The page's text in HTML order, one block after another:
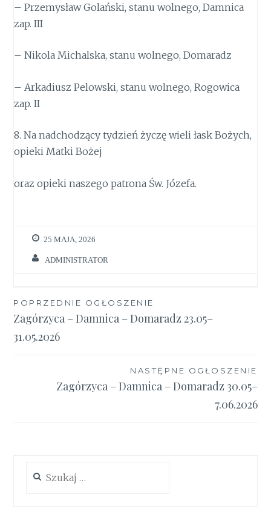
– Przemysław Golański, stanu wolnego, Damnica
zap. III
– Nikola Michalska, stanu wolnego, Domaradz
– Arkadiusz Pelowski, stanu wolnego, Rogowica
zap. II
8. Na nadchodzący tydzień życzę wieli łask Bożych,
opieki Matki Bożej
oraz opieki naszego patrona Św. Józefa.
25 MAJA, 2026
ADMINISTRATOR
Nawigacja
wpisu
POPRZEDNIE OGŁOSZENIE
Zagórzyca – Damnica – Domaradz 23.05–
31.05.2026
NASTĘPNE OGŁOSZENIE
Zagórzyca – Damnica – Domaradz 30.05–
7.06.2026